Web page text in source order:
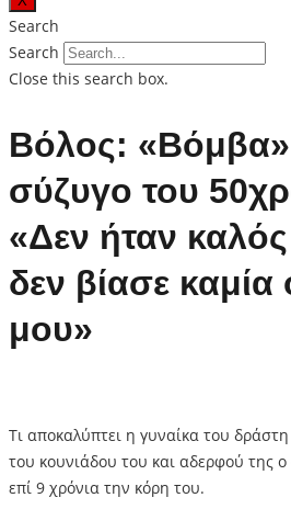
Search
Search
Close this search box.
Βόλος:
σύζυγο του
«Δεν ήταν
δεν βίασε
μου»
Τι αποκαλύπτει η γυναίκα του
του κουνιάδου του και αδερφού της ο
επί 9 χρόνια την κόρη του.